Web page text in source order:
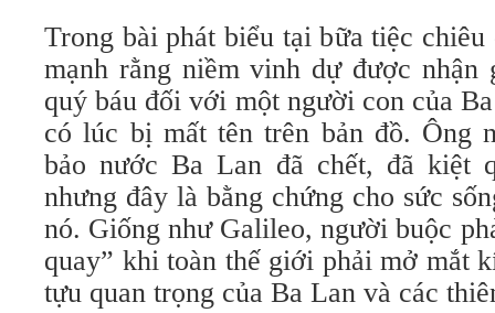
Trong bài phát biểu tại bữa tiệc
mạnh rằng niềm vinh dự được
quý báu đối với một người con của
có lúc bị mất tên trên bản đồ. Ông
bảo nước Ba Lan đã chết, đã kiệt
nhưng đây là bằng chứng cho sức
nó. Giống như Galileo, người buộc
quay” khi toàn thế giới phải mở mắt
tựu quan trọng của Ba Lan và các